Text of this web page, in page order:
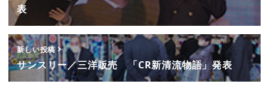
表
新しい投稿
サンスリー／三洋販売 「CR新清流物語」発表